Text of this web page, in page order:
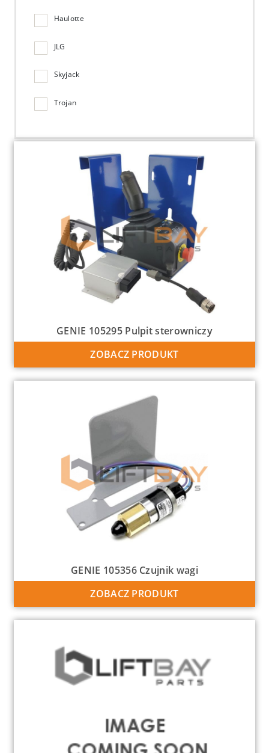
Haulotte
JLG
Skyjack
Trojan
GENIE 105295 Pulpit sterowniczy
ZOBACZ PRODUKT
GENIE 105356 Czujnik wagi
ZOBACZ PRODUKT